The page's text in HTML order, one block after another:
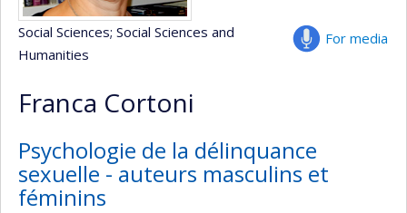
For media
Social Sciences; Social Sciences and
Humanities
Franca Cortoni
Psychologie de la délinquance
sexuelle - auteurs masculins et
féminins